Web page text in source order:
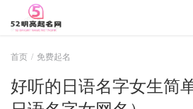
首页 免费起名
好听的日语名字女生简